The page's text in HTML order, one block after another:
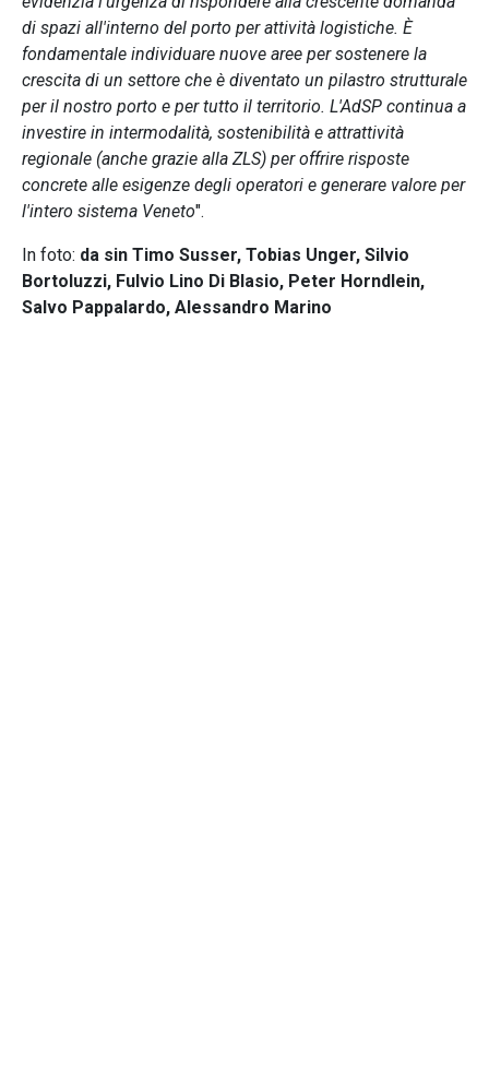
di spazi all'interno del porto per attività logistiche. È
fondamentale individuare nuove aree per sostenere la
crescita di un settore che è diventato un pilastro strutturale
per il nostro porto e per tutto il territorio. L'AdSP continua a
investire in intermodalità, sostenibilità e attrattività
regionale (anche grazie alla ZLS) per offrire risposte
concrete alle esigenze degli operatori e generare valore per
l'intero sistema Veneto".
In foto: da sin Timo Susser, Tobias Unger, Silvio
Bortoluzzi, Fulvio Lino Di Blasio, Peter Horndlein,
Salvo Pappalardo, Alessandro Marino